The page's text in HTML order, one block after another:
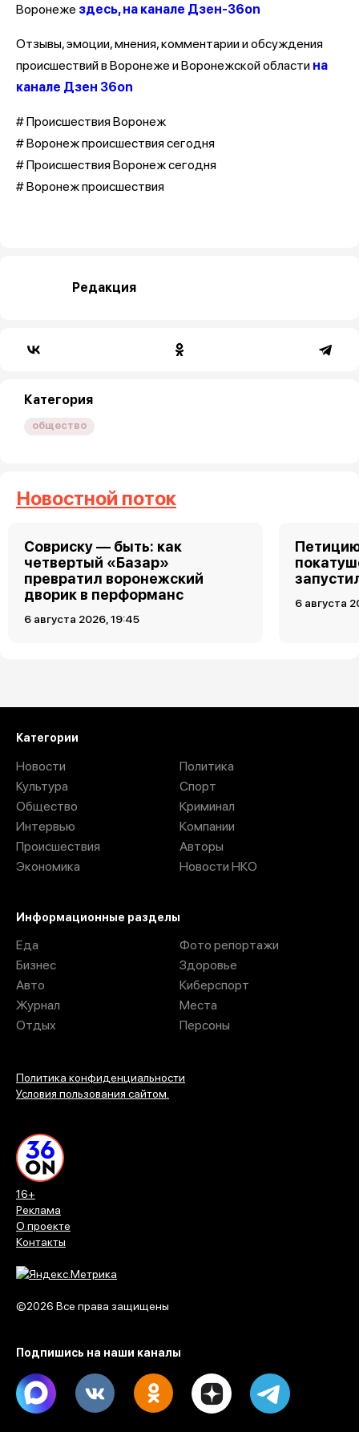
Воронеже здесь, на канале Дзен-36on
Отзывы, эмоции, мнения, комментарии и обсуждения
происшествий в Воронеже и Воронежской области на
канале Дзен 36on
# Происшествия Воронеж
# Воронеж происшествия сегодня
# Происшествия Воронеж сегодня
# Воронеж происшествия
Редакция
Категория
общество
Новостной поток
Совриску — быть: как
четвертый «Базар»
превратил воронежский
дворик в перформанс
6 августа 2026, 19:45
6 августа
16+
Реклама
О проекте
Контакты
©2026 Все права защищены
Категории
Новости
Культура
Общество
Интервью
Происшествия
Экономика
Политика
Спорт
Криминал
Компании
Авторы
Новости НКО
Информационные разделы
Еда
Бизнес
Авто
Журнал
Отдых
Фото репортажи
Здоровье
Киберспорт
Места
Персоны
Политика конфиденциальности
Условия пользования сайтом.
Подпишись на наши каналы
Max Dzen